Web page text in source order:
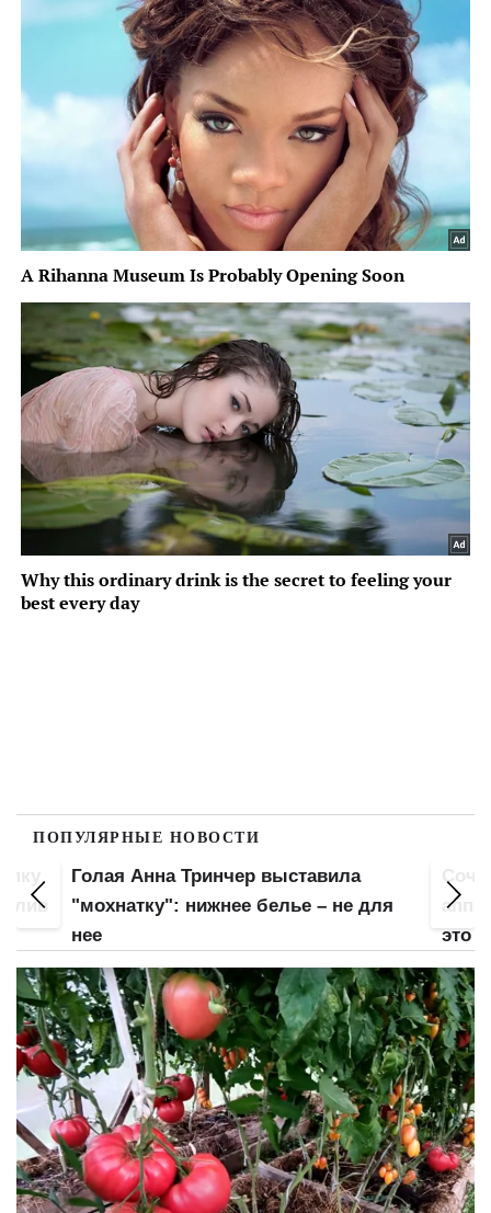
ПОПУЛЯРНЫЕ НОВОСТИ
Голая Анна Тринчер выставила
"мохнатку": нижнее белье – не для
нее
это